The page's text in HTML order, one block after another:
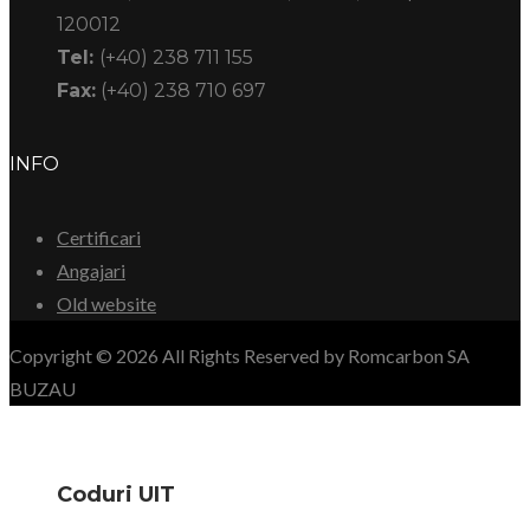
120012
Tel: (+40) 238 711 155
Fax: (+40) 238 710 697
INFO
Certificari
Angajari
Old website
Copyright © 2026 All Rights Reserved by Romcarbon SA
BUZAU
Coduri UIT